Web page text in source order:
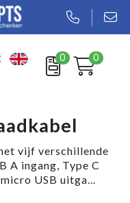
0 0
vijf verschillende
A ingang, Type C
USB uitga...